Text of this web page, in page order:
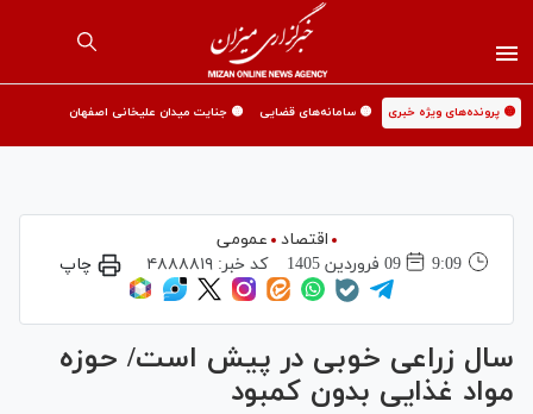
🟡 پرونده‌های ویژه خبری 🟡 سامانه‌های قضایی 🟡 جنایت میدان علیخانی اصفهان
اقتصاد
عمومی
9:09
09 فروردين 1405 کد خبر: ۴۸۸۸۸۱۹ چاپ
سال زراعی خوبی در پیش است/ حوزه
مواد غذایی بدون کمبود